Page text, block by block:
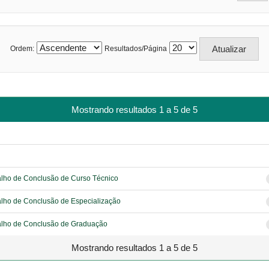
Ordem: Resultados/Página
Mostrando resultados 1 a 5 de 5
de Conclusão de Curso Técnico
de Conclusão de Especialização
de Conclusão de Graduação
Mostrando resultados 1 a 5 de 5